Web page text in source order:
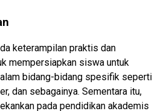
keterampilan praktis dan
mempersiapkan siswa untuk
bidang-bidang spesifik seperti
dan sebagainya. Sementara itu,
pada pendidikan akademis